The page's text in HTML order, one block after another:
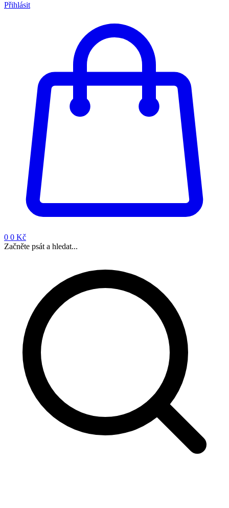
Přihlásit
0 0 Kč
Začněte psát a hledat...